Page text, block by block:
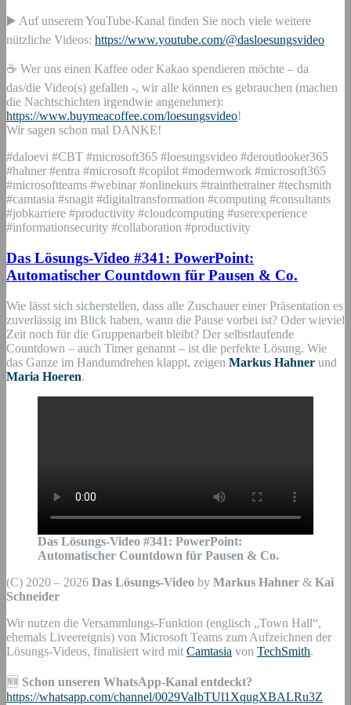
▶️ Auf unserem YouTube-Kanal finden Sie noch viele weitere
nützliche Videos: https://www.youtube.com/@dasloesungsvideo
☕ Wer uns einen Kaffee oder Kakao spendieren möchte – da
das/die Video(s) gefallen -, wir alle können es gebrauchen (machen
die Nachtschichten irgendwie angenehmer):
https://www.buymeacoffee.com/loesungsvideo!
Wir sagen schon mal DANKE!
#daloevi #CBT #microsoft365 #loesungsvideo #deroutlooker365
#hahner #entra #microsoft #copilot #modernwork #microsoft365
#microsoftteams #webinar #onlinekurs #trainthetrainer #techsmith
#camtasia #snagit #digitaltransformation #computing #consultants
#jobkarriere #productivity #cloudcomputing #userexperience
#informationsecurity #collaboration #productivity
Das Lösungs-Video #341: PowerPoint:
Automatischer Countdown für Pausen & Co.
Wie lässt sich sicherstellen, dass alle Zuschauer einer Präsentation es
zuverlässig im Blick haben, wann die Pause vorbei ist? Oder wieviel
Zeit noch für die Gruppenarbeit bleibt? Der selbstlaufende
Countdown – auch Timer genannt – ist die perfekte Lösung. Wie
das Ganze im Handumdrehen klappt, zeigen Markus Hahner und
Maria Hoeren.
Das Lösungs-Video #341: PowerPoint:
Automatischer Countdown für Pausen & Co.
(C) 2020 – 2026 Das Lösungs-Video by Markus Hahner & Kai
Schneider
Wir nutzen die Versammlungs-Funktion (englisch „Town Hall“,
ehemals Liveereignis) von Microsoft Teams zum Aufzeichnen der
Lösungs-Videos, finalisiert wird mit Camtasia von TechSmith.
🆕 Schon unseren WhatsApp-Kanal entdeckt?
https://whatsapp.com/channel/0029VaIbTUl1XqugXBALRu3Z